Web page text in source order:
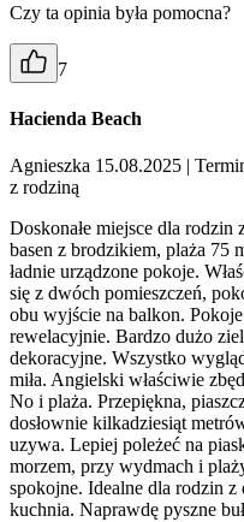
Czy ta opinia była pomocna?
7
Hacienda Beach
Agnieszka 15.08.2025 |
z rodziną
Doskonałe miejsce dla
basen z brodzikiem, plaża 75
ładnie urządzone pokoje.
się z dwóch pomieszczeń,
obu wyjście na balkon.
rewelacyjnie. Bardzo dużo
dekoracyjne. Wszystko
miła. Angielski właściwie
No i plaża. Przepiękna,
dosłownie kilkadziesiąt
uzywa. Lepiej poleżeć na
morzem, przy wydmach i
spokojne. Idealne dla rodzin
kuchnia. Naprawdę pyszne